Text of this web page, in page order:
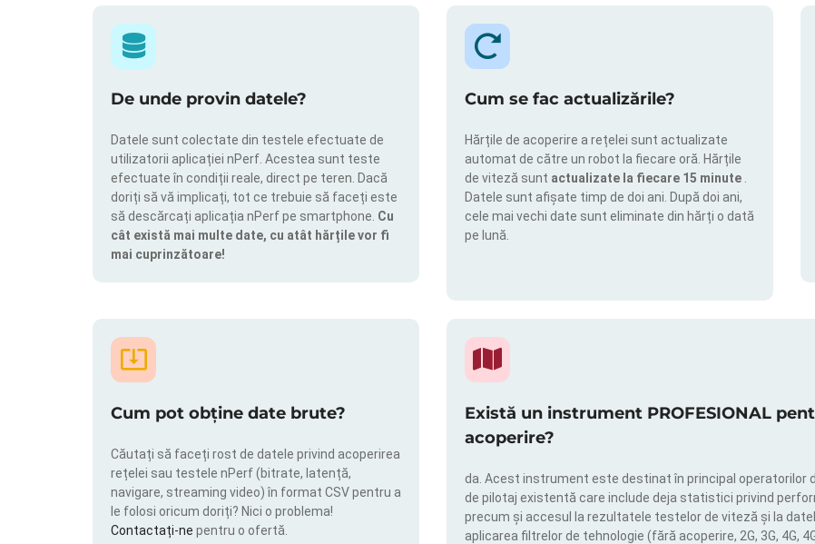
De unde provin datele?
Datele sunt colectate din testele efectuate de
utilizatorii aplicației nPerf. Acestea sunt teste
efectuate în condiții reale, direct pe teren. Dacă
doriți să vă implicați, tot ce trebuie să faceți este
să descărcați aplicația nPerf pe smartphone. Cu
cât există mai multe date, cu atât hărțile vor fi
mai cuprinzătoare!
Cum se fac actualizările?
Hărțile de acoperire a rețelei sunt actualizate
automat de către un robot la fiecare oră. Hărțile
de viteză sunt actualizate la fiecare 15 minute
Datele sunt afișate timp de doi ani. După doi ani,
cele mai vechi date sunt eliminate din hărți o dată
pe lună.
Cum pot obține date brute?
Căutați să faceți rost de datele privind acoperirea
rețelei sau testele nPerf (bitrate, latență,
navigare, streaming video) în format CSV pentru a
le folosi oricum doriți? Nici o problema!
Contactați-ne pentru o ofertă.
Există un instrument PROFESIONAL
acoperire?
da. Acest instrument este destinat în principal operatorilor
de pilotaj existentă care include deja statistici privind
precum și accesul la rezultatele testelor de viteză și la
aplicarea filtrelor de tehnologie (fără acoperire, 2G, 3G, 4G,